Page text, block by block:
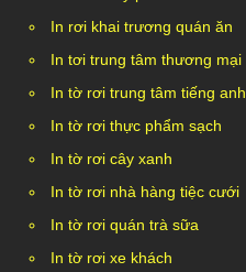
In rơi khai trương quán ăn
In tơi trung tâm thương mại
In tờ rơi trung tâm tiếng anh
In tờ rơi thực phẩm sạch
In tờ rơi cây xanh
In tờ rơi nhà hàng tiệc cưới
In tờ rơi quán trà sữa
In tờ rơi xe khách